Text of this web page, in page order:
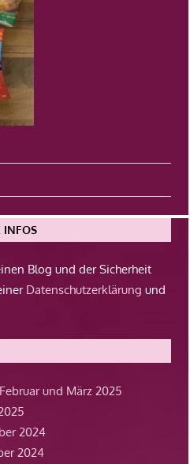
INFOS
Blog und der Sicherheit
Datenschutzerklärung und
und März 2025
2024
2024